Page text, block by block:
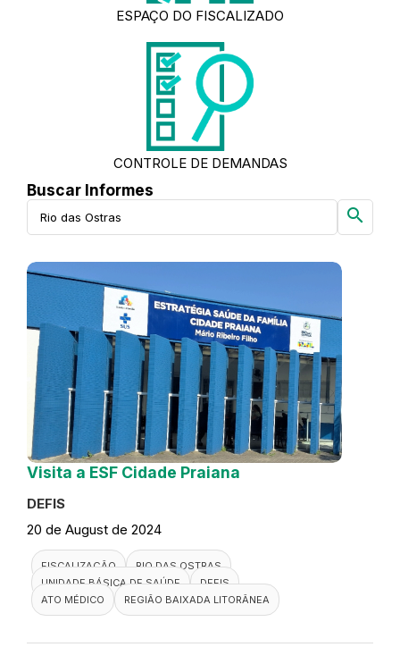
ESPAÇO DO FISCALIZADO
CONTROLE DE DEMANDAS
Buscar Informes
search
Visita a ESF Cidade Praiana
DEFIS
20 de August de 2024
FISCALIZAÇÃO
RIO DAS OSTRAS
UNIDADE BÁSICA DE SAÚDE
DEFIS
ATO MÉDICO
REGIÃO BAIXADA LITORÂNEA